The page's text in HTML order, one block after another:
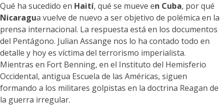
Qué ha sucedido en Haití, qué se mueve en Cuba, por qué
Nicaragua vuelve de nuevo a ser objetivo de polémica en la
prensa internacional. La respuesta está en los documentos
del Pentágono. Julian Assange nos lo ha contado todo en
detalle y hoy es víctima del terrorismo imperialista.
Mientras en Fort Benning, en el Instituto del Hemisferio
Occidental, antigua Escuela de las Américas, siguen
formando a los militares golpistas en la doctrina Reagan de
la guerra irregular.